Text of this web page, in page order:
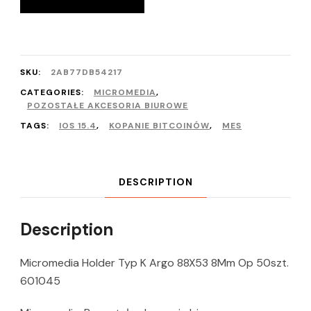
SKU:
2AB77DB54217
CATEGORIES:
MICROMEDIA,
POZOSTAŁE AKCESORIA BIUROWE
TAGS:
IOS 15.4, KOPANIE BITCOINÓW, MES
DESCRIPTION
Description
Micromedia Holder Typ K Argo 88X53 8Mm Op 50szt.
601045